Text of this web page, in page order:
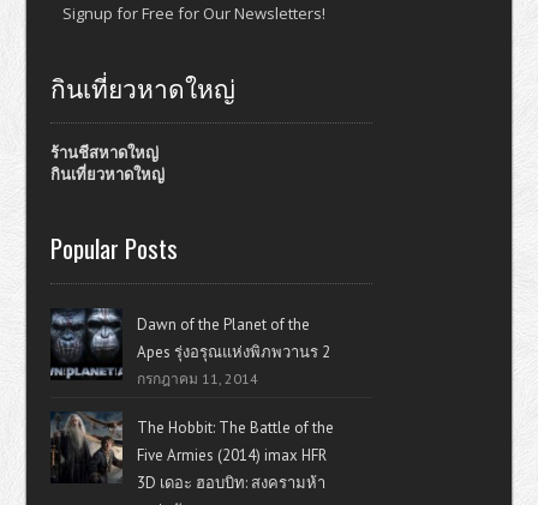
Signup for Free for Our Newsletters!
กินเที่ยวหาดใหญ่
ร้านชีสหาดใหญ่
กินเที่ยวหาดใหญ่
Popular Posts
Dawn of the Planet of the
Apes รุ่งอรุณแห่งพิภพวานร 2
กรกฎาคม 11, 2014
The Hobbit: The Battle of the
Five Armies (2014) imax HFR
3D เดอะ ฮอบบิท: สงครามห้า